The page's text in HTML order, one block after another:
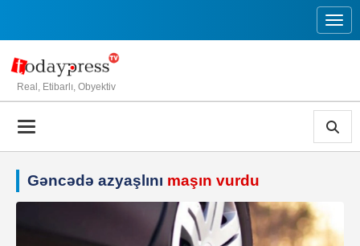
Real, Etibarlı, Obyektiv
Gəncədə azyaşlını maşın vurdu